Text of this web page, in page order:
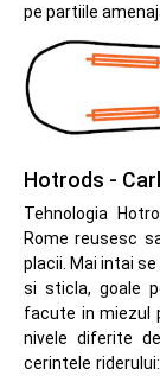
pe partiile
Hotrods -
Tehnologia
Rome reusesc
placii. Mai intai
si sticla, goale
facute in miezul
nivele diferite
cerintele